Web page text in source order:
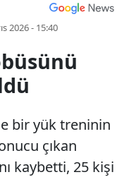
2026 - 15:40
bir yük treninin
çıkan
kaybetti, 25 kişi